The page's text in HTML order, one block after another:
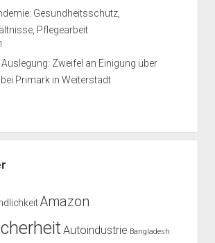
Gesundheitsschutz,
Pflegearbeit
Zweifel an Einigung über
Primark in Weiterstadt
Amazon
Autoindustrie Bangladesh